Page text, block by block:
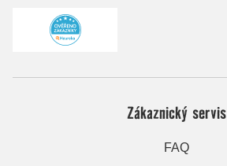
Zákaznický servis
FAQ